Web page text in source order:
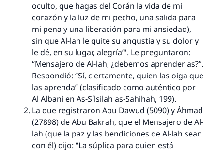
oculto, que hagas del Corán la vida de mi
corazón y la luz de mi pecho, una salida para
mi pena y una liberación para mi ansiedad),
sin que Al-lah le quite su angustia y su dolor y
le dé, en su lugar, alegría’". Le preguntaron:
“Mensajero de Al-lah, ¿debemos aprenderlas?”.
Respondió: “Sí, ciertamente, quien las oiga que
las aprenda” (clasificado como auténtico por
Al Albani en As-Sílsilah as-Sahihah, 199).
La que registraron Abu Dawud (5090) y Áhmad
(27898) de Abu Bakrah, que el Mensajero de Al-
lah (que la paz y las bendiciones de Al-lah sean
con él) dijo: “La súplica para quien está
La respuesta no. 110845 salvó un
matrimonio.
Desde la Q hasta la A, su contribución ayuda a
IslamQA.
Profeta ﷺ dijo:
"Una persona que orienta a otros a hacer el
bien obtendrá la misma recompensa que
aquellos que lo realicen."